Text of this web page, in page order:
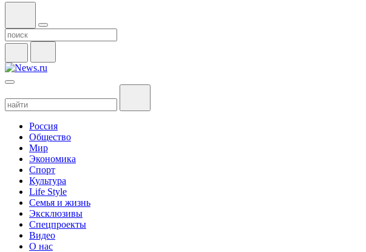
Россия
Общество
Мир
Экономика
Спорт
Культура
Life Style
Семья и жизнь
Эксклюзивы
Спецпроекты
Видео
О нас